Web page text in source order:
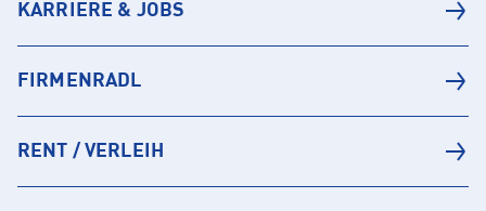
KARRIERE & JOBS
FIRMENRADL
RENT / VERLEIH